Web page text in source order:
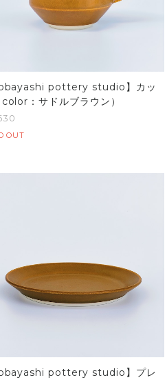
pottery studio】カッ
：サドルブラウン）
OUT
pottery studio】プレ